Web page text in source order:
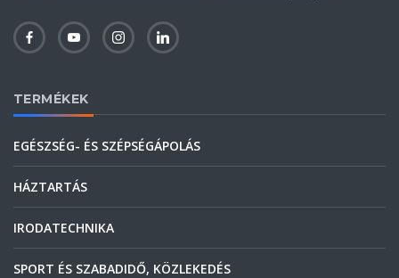
TERMÉKEK
EGÉSZSÉG- ÉS SZÉPSÉGÁPOLÁS
HÁZTARTÁS
IRODATECHNIKA
SPORT ÉS SZABADIDŐ, KÖZLEKEDÉS